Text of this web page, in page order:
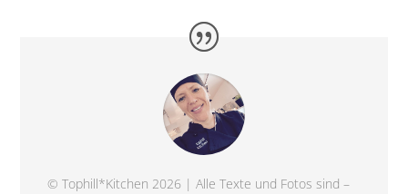
© Tophill*Kitchen 2026 | Alle Texte und Fotos sind –